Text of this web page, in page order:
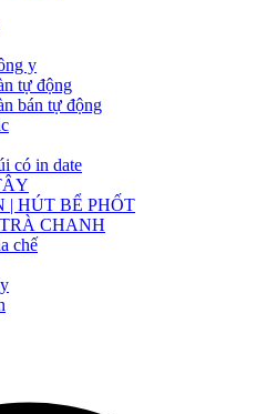
y
tự động
bán tự động
có in date
| HÚT BỂ PHỐT
CHANH
chế